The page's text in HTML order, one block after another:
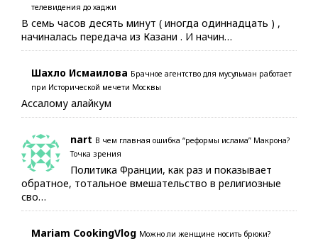
телевидения до хаджи
В семь часов десять минут ( иногда одиннадцать ) ,
начиналась передача из Казани . И начин…
Шахло Исмаилова Брачное агентство для мусульман работает
при Исторической мечети Москвы
Ассалому алайкум
nart В чем главная ошибка “реформы ислама” Макрона?
Точка зрения
Политика Франции, как раз и показывает
обратное, тотальное вмешательство в религиозные
сво…
Mariam CookingVlog Можно ли женщине носить брюки?